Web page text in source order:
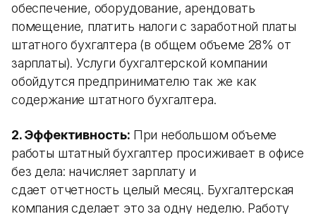
обеспечение, оборудование, арендовать
помещение, платить налоги с заработной платы
штатного бухгалтера (в общем объеме 28% от
зарплаты). Услуги бухгалтерской компании
обойдутся предпринимателю так же как
содержание штатного бухгалтера.
2. Эффективность: При небольшом объеме
работы штатный бухгалтер просиживает в офисе
без дела: начисляет зарплату и
сдает отчетность целый месяц. Бухгалтерская
компания сделает это за одну неделю. Работу